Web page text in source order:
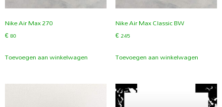
Nike Air Max 270
€80
Toevoegen aan winkelwagen
Nike Air Max Classic BW
€245
Toevoegen aan winkelwagen